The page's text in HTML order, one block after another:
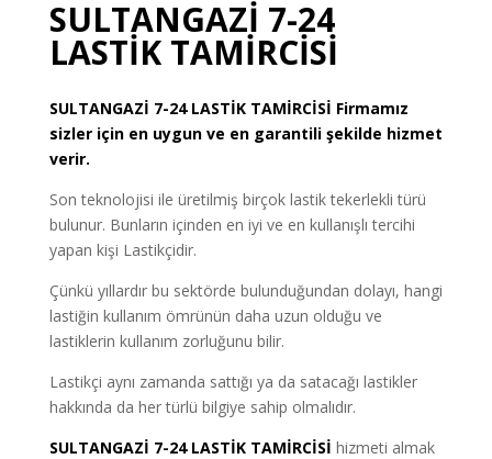
SULTANGAZİ 7-24
LASTİK TAMİRCİSİ
SULTANGAZİ 7-24 LASTİK TAMİRCİSİ Firmamız
sizler için en uygun ve en garantili şekilde hizmet
verir.
Son teknolojisi ile üretilmiş birçok lastik tekerlekli türü
bulunur. Bunların içinden en iyi ve en kullanışlı tercihi
yapan kişi Lastikçidir.
Çünkü yıllardır bu sektörde bulunduğundan dolayı, hangi
lastiğin kullanım ömrünün daha uzun olduğu ve
lastiklerin kullanım zorluğunu bilir.
Lastikçi aynı zamanda sattığı ya da satacağı lastikler
hakkında da her türlü bilgiye sahip olmalıdır.
SULTANGAZİ 7-24 LASTİK TAMİRCİSİ hizmeti almak